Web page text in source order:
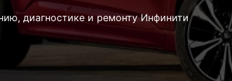
диагностике и ремонту Инфинити